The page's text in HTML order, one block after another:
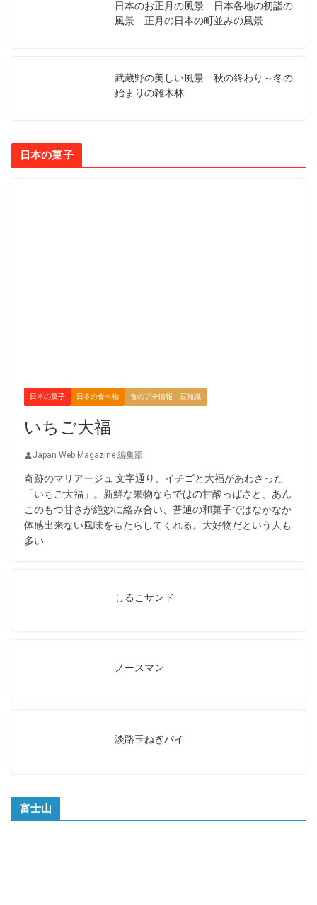
日本のお正月の風景 日本各地の初詣の
風景 正月の日本の町並みの風景
武蔵野の美しい風景 秋の終わり～冬の
始まりの雑木林
日本の菓子
日本の菓子 日本の食べ物 食のプチ情報 豆知識
いちご大福
Japan Web Magazine 編集部
奇跡のマリアージュ 文字通り、イチゴと大福があわさった
「いちご大福」。新鮮な果物ならではの甘酸っぱさと、あん
このもつ甘さが絶妙に絡み合い、普通の和菓子ではなかなか
体感出来ない風味をもたらしてくれる。大好物だという人も
多い
しるこサンド
ノースマン
淡路玉ねぎパイ
富士山